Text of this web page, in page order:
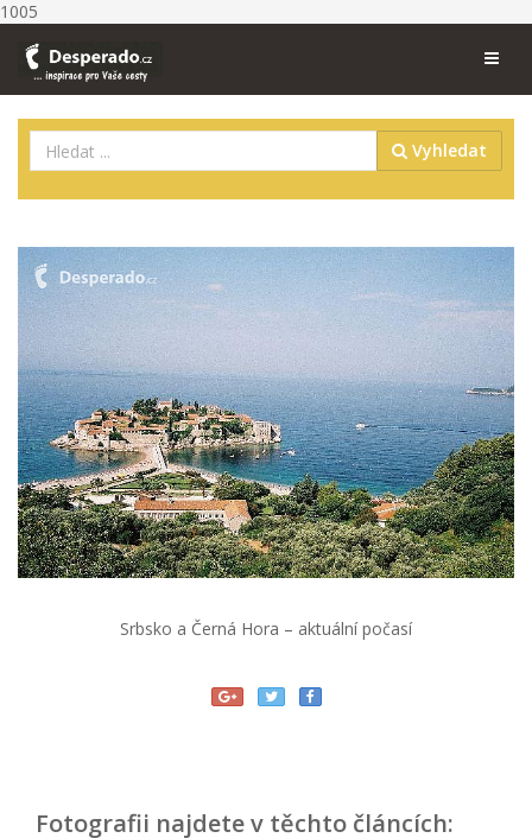
1005
Vyhledat
Srbsko a Černá Hora – aktuální počasí
Fotografii najdete v těchto článcích: